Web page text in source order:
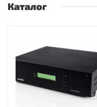
Каталог